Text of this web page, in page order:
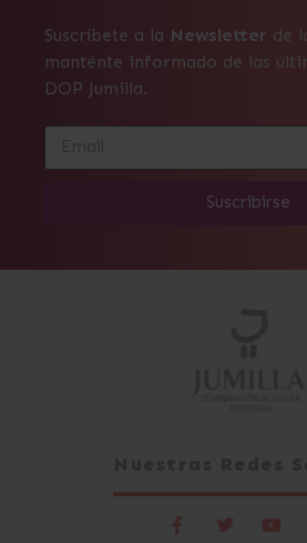
Suscríbete a la Newsletter de
manténte informado de las
DOP Jumilla.
Suscribirse